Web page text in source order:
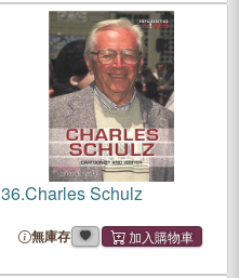
36.Charles Schulz
無庫存